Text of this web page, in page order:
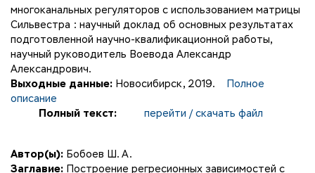
многоканальных регуляторов с использованием матрицы
Сильвестра : научный доклад об основных результатах
подготовленной научно-квалификационной работы,
научный руководитель Воевода Александр
Александрович.
Выходные данные: Новосибирск, 2019.
Полное
описание
Полный текст:
перейти / скачать файл
Автор(ы): Бобоев Ш. А.
Заглавие: Построение регресионных зависимостей с